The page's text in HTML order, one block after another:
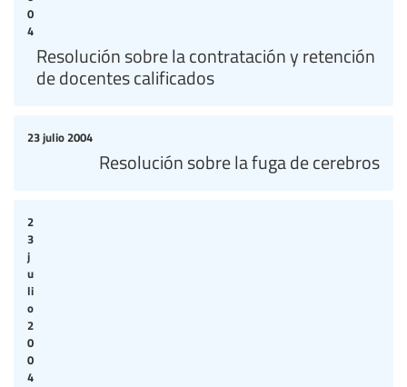
0
4
Resolución sobre la contratación y retención
de docentes calificados
23 julio 2004
Resolución sobre la fuga de cerebros
2
3
j
u
li
o
2
0
0
4